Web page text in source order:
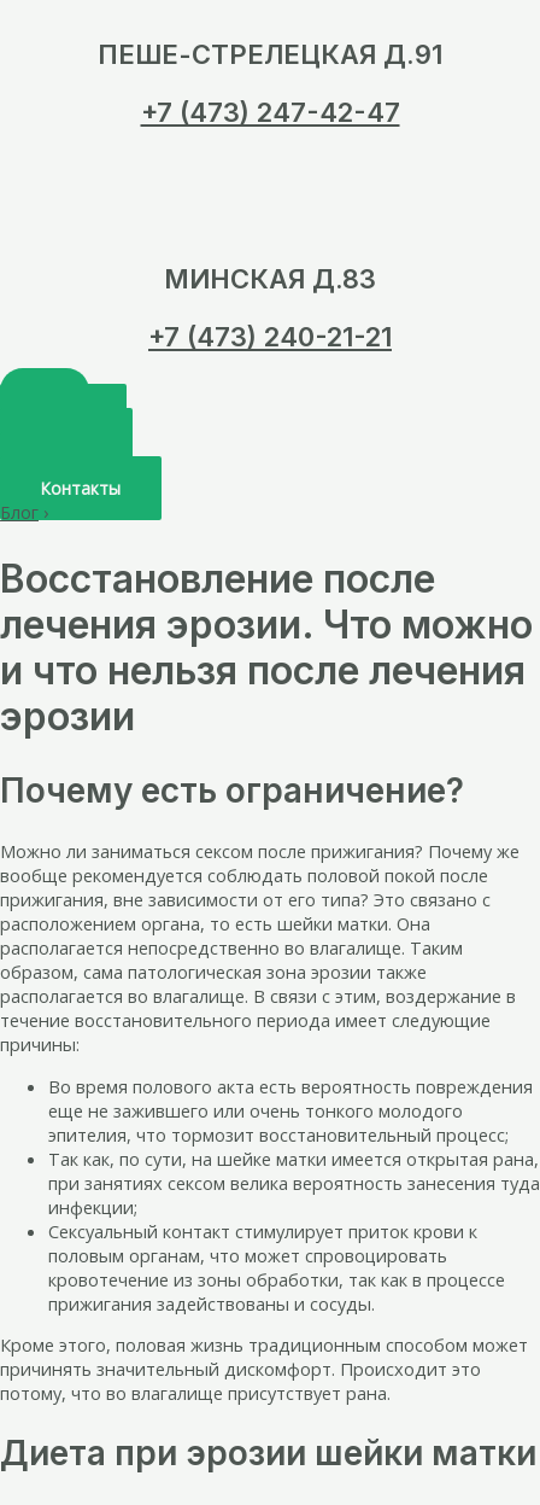
ПЕШЕ-СТРЕЛЕЦКАЯ Д.91
+7 (473) 247-42-47
МИНСКАЯ Д.83
+7 (473) 240-21-21
Контакты
Блог ›
Восстановление после
лечения эрозии. Что можно
и что нельзя после лечения
эрозии
Почему есть ограничение?
Можно ли заниматься сексом после прижигания? Почему же
вообще рекомендуется соблюдать половой покой после
прижигания, вне зависимости от его типа? Это связано с
расположением органа, то есть шейки матки. Она
располагается непосредственно во влагалище. Таким
образом, сама патологическая зона эрозии также
располагается во влагалище. В связи с этим, воздержание в
течение восстановительного периода имеет следующие
причины:
Во время полового акта есть вероятность повреждения
еще не зажившего или очень тонкого молодого
эпителия, что тормозит восстановительный процесс;
Так как, по сути, на шейке матки имеется открытая рана,
при занятиях сексом велика вероятность занесения туда
инфекции;
Сексуальный контакт стимулирует приток крови к
половым органам, что может спровоцировать
кровотечение из зоны обработки, так как в процессе
прижигания задействованы и сосуды.
Кроме этого, половая жизнь традиционным способом может
причинять значительный дискомфорт. Происходит это
потому, что во влагалище присутствует рана.
Диета при эрозии шейки матки